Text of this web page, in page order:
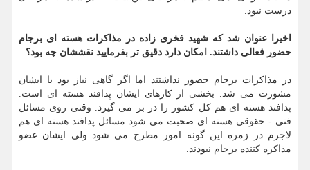
درست نبود.
اخیرا عنوان شد که شهید فخری زاده در مذاکرات هسته ای برجام
حضور فعالی داشتند. امکان دارد دقیق تر بفرمایید نقششان چه بود؟
در مذاکرات برجام حضور نداشتند اما اگر گاهی نیاز بود با ایشان
مشورت می شد. بخشی از کارهای ایشان پدافند هسته ای است.
پدافند هسته ای هم کل کشور را در بر می گیرد. وقتی روی مسائل
فنی - حقوقی هسته ای صحبت می شود مسائل پدافند هسته ای هم
لاجرم در زمره این گونه امور مطرح می شود ولی ایشان عضو
مذاکره کننده برجام نبودند.